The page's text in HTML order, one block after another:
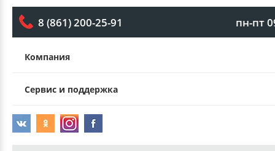
8 (861) 200-25-91 пн-пт
Компания
Сервис и поддержка